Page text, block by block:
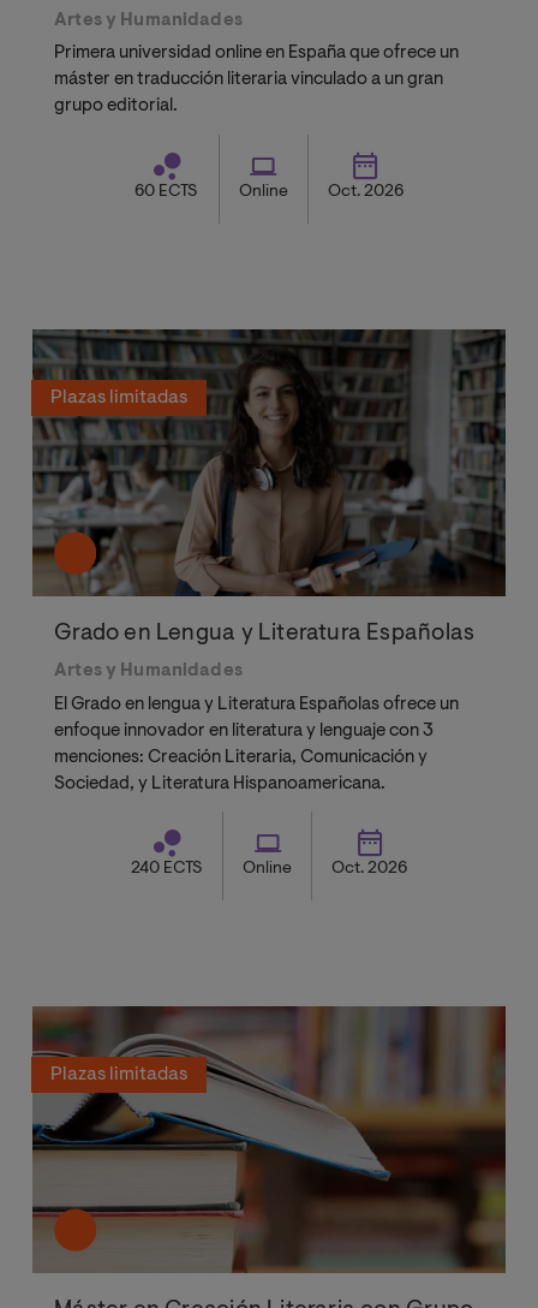
Artes y Humanidades
Primera universidad online en España que ofrece un
máster en traducción literaria vinculado a un gran
grupo editorial.
60 ECTS Online Oct. 2026
Plazas limitadas
Grado en Lengua y Literatura Españolas
Artes y Humanidades
El Grado en lengua y Literatura Españolas ofrece un
enfoque innovador en literatura y lenguaje con 3
menciones: Creación Literaria, Comunicación y
Sociedad, y Literatura Hispanoamericana.
240 ECTS Online Oct. 2026
Plazas limitadas